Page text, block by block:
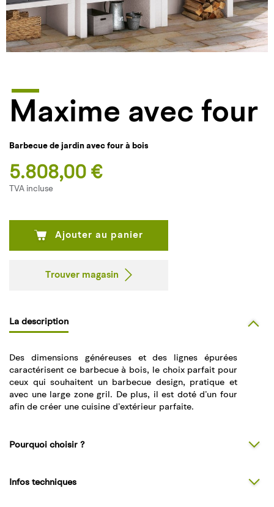
Maxime avec four
Barbecue de jardin avec four à bois
5.808,00 €
TVA incluse
Ajouter au panier
Trouver magasin
La description
Des dimensions généreuses et des lignes épurées
caractérisent ce barbecue à bois, le choix parfait pour
ceux qui souhaitent un barbecue design, pratique et
avec une large zone gril. De plus, il est doté d’un four
afin de créer une cuisine d’extérieur parfaite.
Pourquoi choisir ?
Infos techniques